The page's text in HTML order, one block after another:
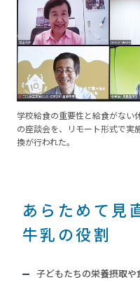
学校給食の重要性と給食がない
の座談会を、リモート形式で実
換が行われた。
あらためて見
牛乳の役割
子どもたちの栄養摂取